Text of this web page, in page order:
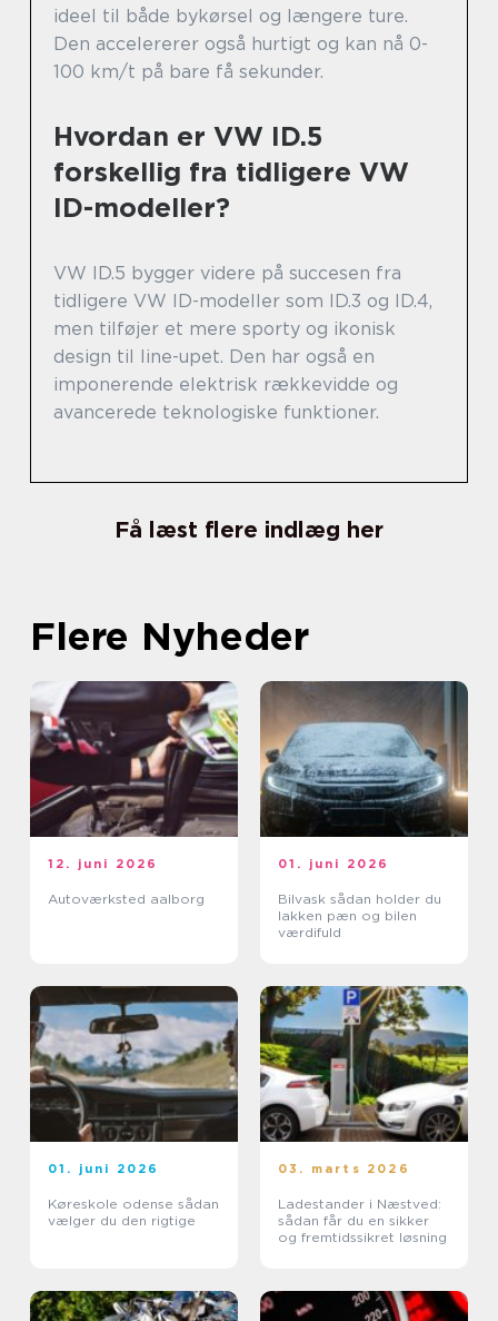
ideel til både bykørsel og længere ture.
Den accelererer også hurtigt og kan nå 0-
100 km/t på bare få sekunder.
Hvordan er VW ID.5
forskellig fra tidligere VW
ID-modeller?
VW ID.5 bygger videre på succesen fra
tidligere VW ID-modeller som ID.3 og ID.4,
men tilføjer et mere sporty og ikonisk
design til line-upet. Den har også en
imponerende elektrisk rækkevidde og
avancerede teknologiske funktioner.
Få læst flere indlæg her
Flere Nyheder
12. juni 2026
Autoværksted aalborg
01. juni 2026
Bilvask sådan holder du
lakken pæn og bilen
værdifuld
01. juni 2026
Køreskole odense sådan
vælger du den rigtige
03. marts 2026
Ladestander i Næstved:
sådan får du en sikker
og fremtidssikret løsning